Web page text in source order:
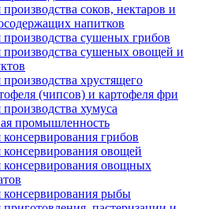
производства соков, нектаров и
напитков
производства сушеных грибов
производства сушеных овощей и
производства хрустящего
(чипсов) и картофеля фри
производства хумуса
промышленность
консервирования грибов
консервирования овощей
консервирования овощных
консервирования рыбы